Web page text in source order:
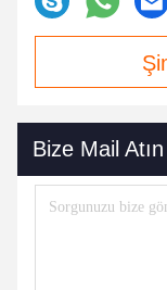
Bize Mail Atın